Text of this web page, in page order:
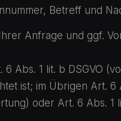
Betreff und
Anfrage und ggf.
6 Abs. 1 lit. b DSGVO
ist; im Übrigen Art. 6
oder Art. 6 Abs. 1